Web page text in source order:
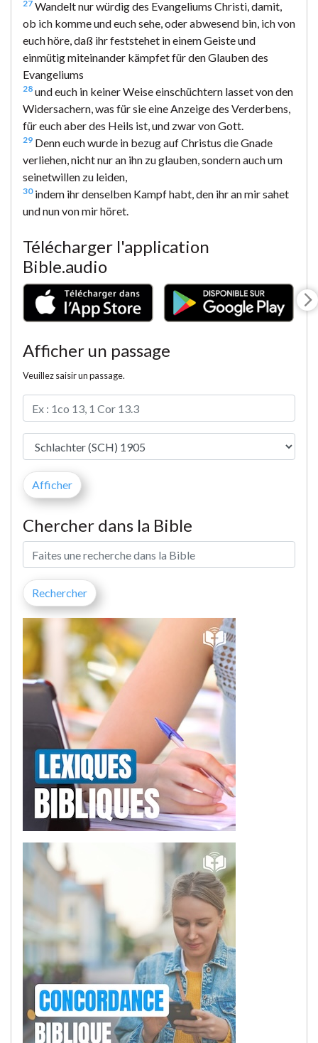
27 Wandelt nur würdig des Evangeliums Christi, damit,
ob ich komme und euch sehe, oder abwesend bin, ich von
euch höre, daß ihr feststehet in einem Geiste und
einmütig miteinander kämpfet für den Glauben des
Evangeliums
28 und euch in keiner Weise einschüchtern lasset von den
Widersachern, was für sie eine Anzeige des Verderbens,
für euch aber des Heils ist, und zwar von Gott.
29 Denn euch wurde in bezug auf Christus die Gnade
verliehen, nicht nur an ihn zu glauben, sondern auch um
seinetwillen zu leiden,
30indem ihr denselben Kampf habt, den ihr an mir sahet
und nun von mir höret.
Télécharger l'application
Bible.audio
Afficher un passage
Veuillez saisir un passage.
Chercher dans la Bible